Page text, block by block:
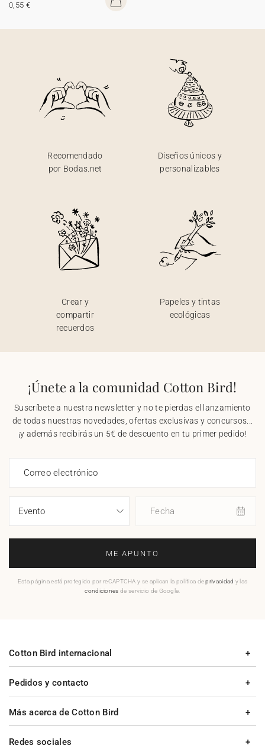
0,55 €
Recomendado
por Bodas.net
Diseños únicos y
personalizables
Crear y
compartir
recuerdos
Papeles y tintas
ecológicas
¡Únete a la comunidad Cotton Bird!
Suscríbete a nuestra newsletter y no te pierdas el lanzamiento
de todas nuestras novedades, ofertas exclusivas y concursos...
¡y además recibirás un 5€ de descuento en tu primer pedido!
Correo electrónico
Fecha
ME APUNTO
Esta página está protegido por reCAPTCHA y se aplican la política deprivacidad y las
condiciones de servicio de Google.
Pedidos y contacto
Más acerca de Cotton Bird
Cotton Bird internacional
Redes sociales